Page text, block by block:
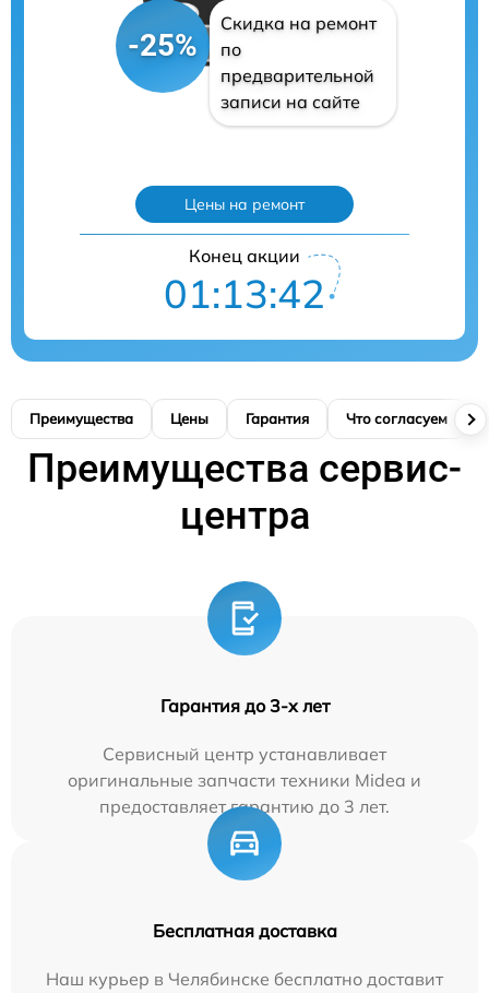
-25%
Скидка на ремонт
по
предварительной
записи на сайте
Цены на ремонт
Конец акции
01:13:41
Преимущества Цены Гарантия Что согласуем
Преимущества сервис-
центра
Гарантия до 3-х лет
Сервисный центр устанавливает
оригинальные запчасти техники Midea и
предоставляет гарантию до 3 лет.
Бесплатная доставка
Наш курьер в Челябинске бесплатно доставит